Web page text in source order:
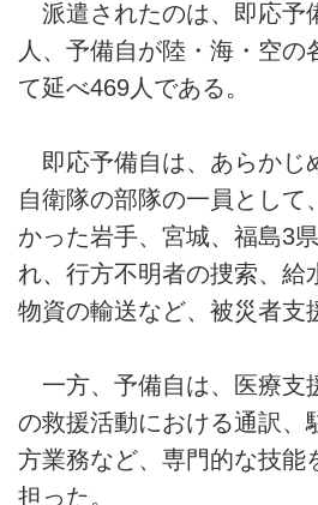
派遣されたのは、即応予
人、予備自が陸・海・空の
て延べ469人である。
即応予備自は、あらかじ
自衛隊の部隊の一員として
かった岩手、宮城、福島3
れ、行方不明者の捜索、給
物資の輸送など、被災者支
一方、予備自は、医療支
の救援活動における通訳、
方業務など、専門的な技能
担った。